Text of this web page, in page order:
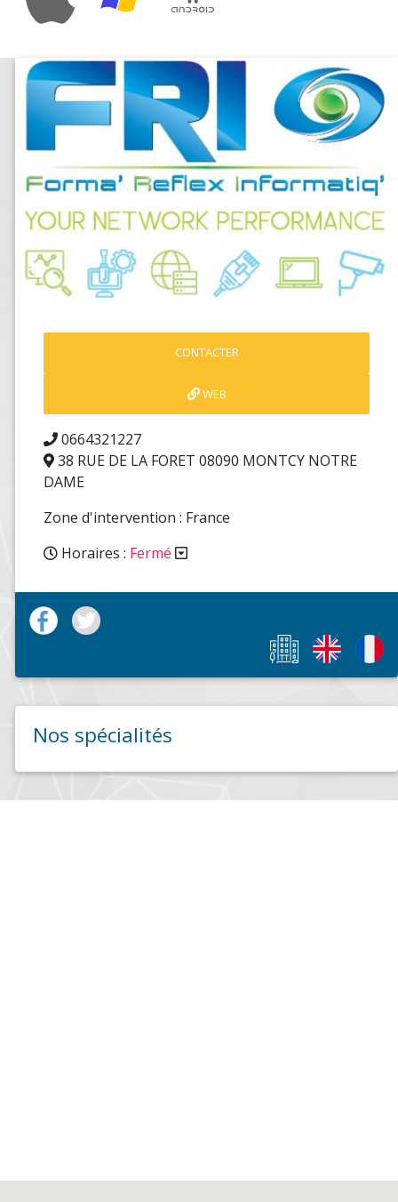
CONTACTER
WEB
0664321227
38 RUE DE LA FORET 08090 MONTCY NOTRE
DAME
Zone d'intervention : France
Horaires : Fermé
Nos spécialités